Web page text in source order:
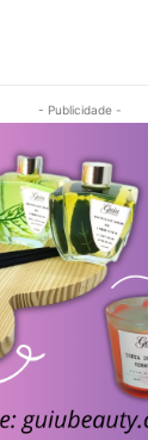
- Publicidade -